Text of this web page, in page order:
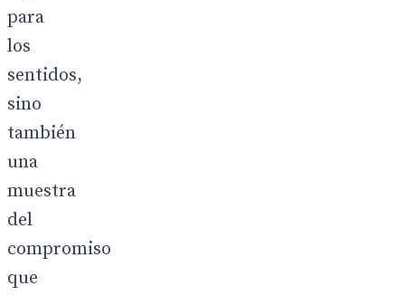
para
los
sentidos,
sino
también
una
muestra
del
compromiso
que